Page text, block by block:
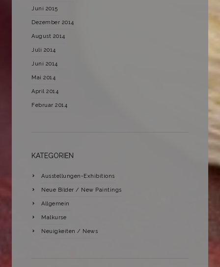
Juni 2015
Dezember 2014
August 2014
Juli 2014
Juni 2014
Mai 2014
April 2014
Februar 2014
KATEGORIEN
Ausstellungen-Exhibitions
Neue Bilder / New Paintings
Allgemein
Malkurse
Neuigkeiten / News